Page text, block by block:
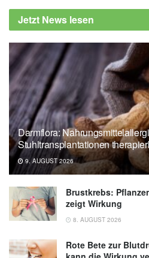
Jetzt News lesen
Darmflora:
Stuhltransplantationen
9. AUGUST 2026
Brustkrebs:
zeigt Wirkung
8. AUGUST 2026
Rote Bete zur